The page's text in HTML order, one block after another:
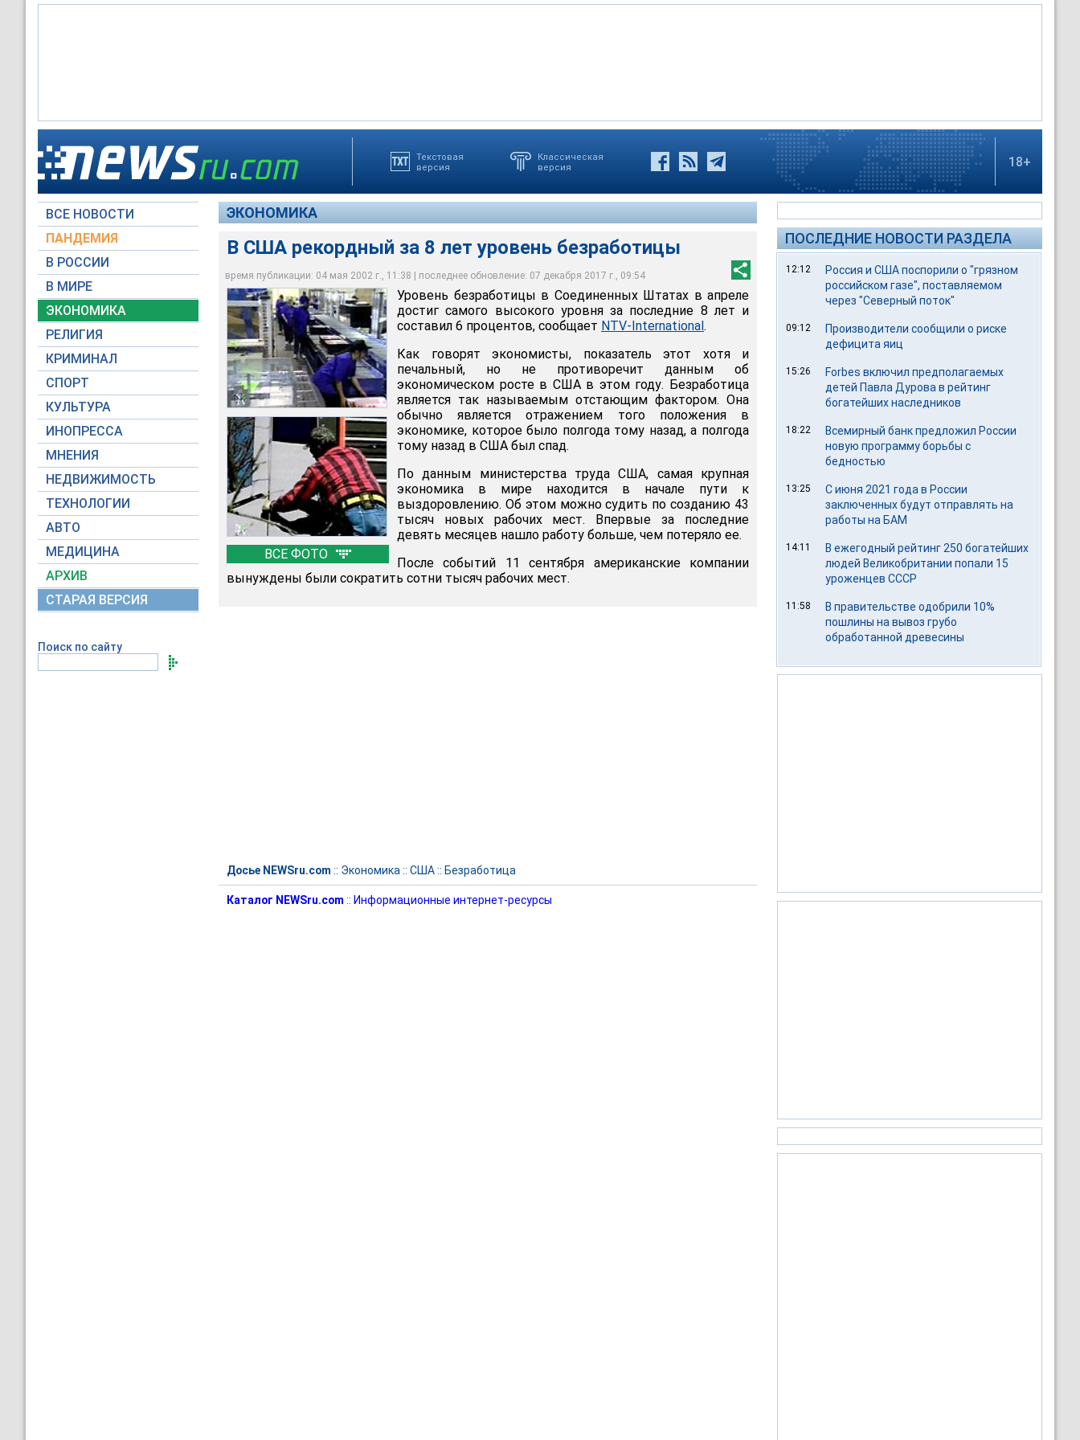
Текстовая
версия
Классическая
версия
18+
ВСЕ НОВОСТИ
ПАНДЕМИЯ
В РОССИИ
В МИРЕ
ЭКОНОМИКА
РЕЛИГИЯ
КРИМИНАЛ
СПОРТ
КУЛЬТУРА
ИНОПРЕССА
МНЕНИЯ
НЕДВИЖИМОСТЬ
ТЕХНОЛОГИИ
АВТО
МЕДИЦИНА
АРХИВ
СТАРАЯ ВЕРСИЯ
Поиск по сайту
ЭКОНОМИКА
В США рекордный за 8 лет уровень безработицы
время публикации: 04 мая 2002 г., 11:38 | последнее обновление: 07 декабря 2017 г., 09:54
ВСЕ ФОТО
Уровень безработицы в США достиг самого высокого уровня за последние 8 лет и
составил 6 процентов
NTV International
По данным министерства труда США, самая крупная экономика в мире находится в
начале пути к выздоровлению
NTV International
После событий 11 сентября американские компании вынуждены были сократить
сотни тысяч рабочих мест
NTV International
Уровень безработицы в Соединенных Штатах в апреле
достиг самого высокого уровня за последние 8 лет и
составил 6 процентов, сообщает NTV-International.
Как говорят экономисты, показатель этот хотя и
печальный, но не противоречит данным об
экономическом росте в США в этом году. Безработица
является так называемым отстающим фактором. Она
обычно является отражением того положения в
экономике, которое было полгода тому назад, а полгода
тому назад в США был спад.
По данным министерства труда США, самая крупная
экономика в мире находится в начале пути к
выздоровлению. Об этом можно судить по созданию 43
тысяч новых рабочих мест. Впервые за последние
девять месяцев нашло работу больше, чем потеряло ее.
После событий 11 сентября американские компании
вынуждены были сократить сотни тысяч рабочих мест.
Досье NEWSru.com :: Экономика :: США:: Безработица
Каталог NEWSru.com :: Информационные интернет-ресурсы
ПОСЛЕДНИЕ НОВОСТИ РАЗДЕЛА
12:12
Россия и США поспорили о "грязном
российском газе", поставляемом
через "Северный поток"
09:12
Производители сообщили о риске
дефицита яиц
15:26
Forbes включил предполагаемых
детей Павла Дурова в рейтинг
богатейших наследников
18:22
Всемирный банк предложил России
новую программу борьбы с
бедностью
13:25
С июня 2021 года в России
заключенных будут отправлять на
работы на БАМ
14:11
В ежегодный рейтинг 250 богатейших
людей Великобритании попали 15
уроженцев СССР
11:58
В правительстве одобрили 10%
пошлины на вывоз грубо
обработанной древесины